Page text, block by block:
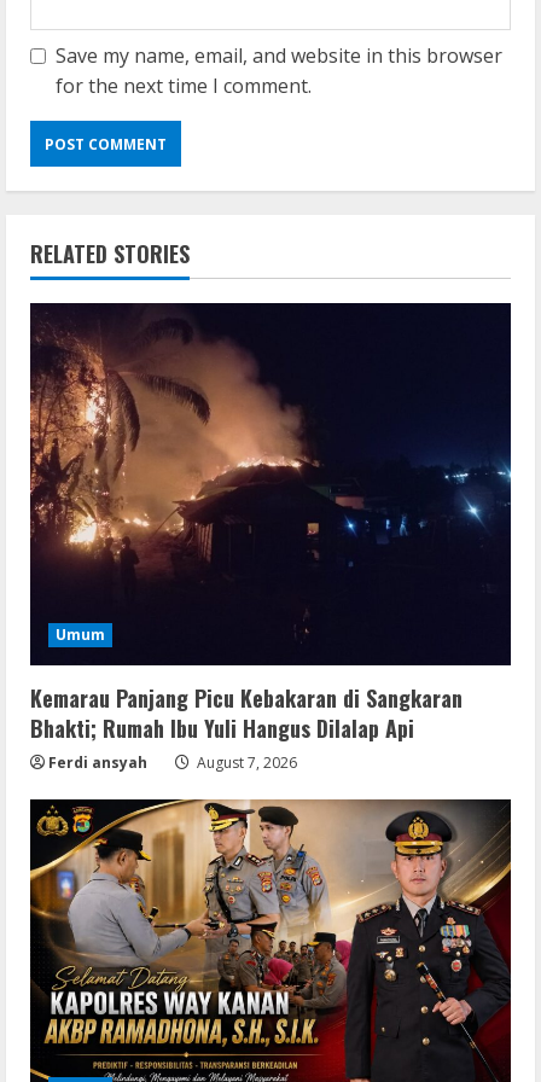
Save my name, email, and website in this browser
for the next time I comment.
RELATED STORIES
Umum
Kemarau Panjang Picu Kebakaran di Sangkaran
Bhakti; Rumah Ibu Yuli Hangus Dilalap Api
Ferdi ansyah August 7, 2026
Img